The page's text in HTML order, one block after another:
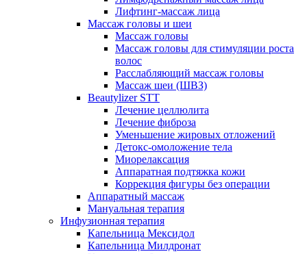
Лифтинг-массаж лица
Массаж головы и шеи
Массаж головы
Массаж головы для стимуляции роста
волос
Расслабляющий массаж головы
Массаж шеи (ШВЗ)
Beautylizer STT
Лечение целлюлита
Лечение фиброза
Уменьшение жировых отложений
Детокс-омоложение тела
Миорелаксация
Аппаратная подтяжка кожи
Коррекция фигуры без операции
Аппаратный массаж
Мануальная терапия
Инфузионная терапия
Капельница Мексидол
Капельница Милдронат